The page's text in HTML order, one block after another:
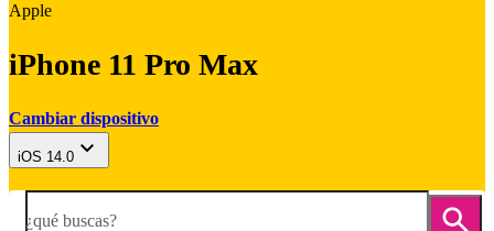
Apple
iPhone 11 Pro Max
Cambiar dispositivo
iOS 14.0
¿qué buscas?